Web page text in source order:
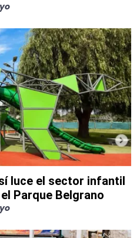
luce el sector infantil
Parque Belgrano